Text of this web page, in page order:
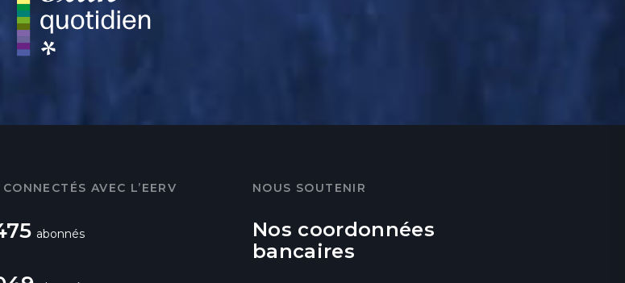
AVEC L’EERV
abonnés
NOUS SOUTENIR
Nos coordonnées
bancaires